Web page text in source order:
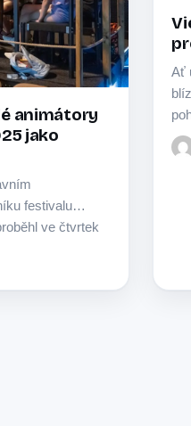
animátory
jako
festivalu
ve čtvrtek
Ať